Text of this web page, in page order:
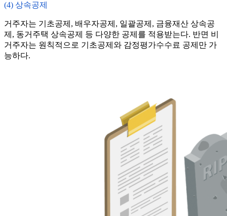
(4) 상속공제
거주자는 기초공제, 배우자공제, 일괄공제, 금융재산 상속공
제, 동거주택 상속공제 등 다양한 공제를 적용받는다. 반면 비
거주자는 원칙적으로 기초공제와 감정평가수수료 공제만 가
능하다.